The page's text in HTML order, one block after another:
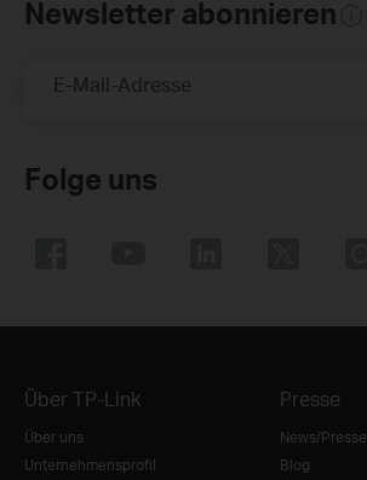
Newsletter abonnieren
E-Mail-Adresse
Folge uns
Über TP-Link
Über uns
Unternehmensprofil
Presse
News/Presse
Blog